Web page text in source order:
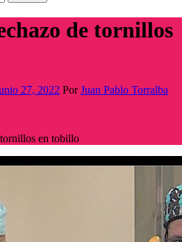
de tornillos
27, 2022 PorJuan Pablo Torralba
en tobillo